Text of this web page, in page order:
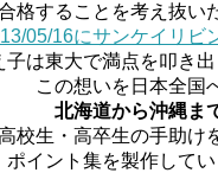
格することを考え抜い
05/16にサンケイリビ
子は東大で満点を叩き出
この想いを日本全国
北海道から沖縄ま
校生・高卒生の手助け
ポイント集を製作してい